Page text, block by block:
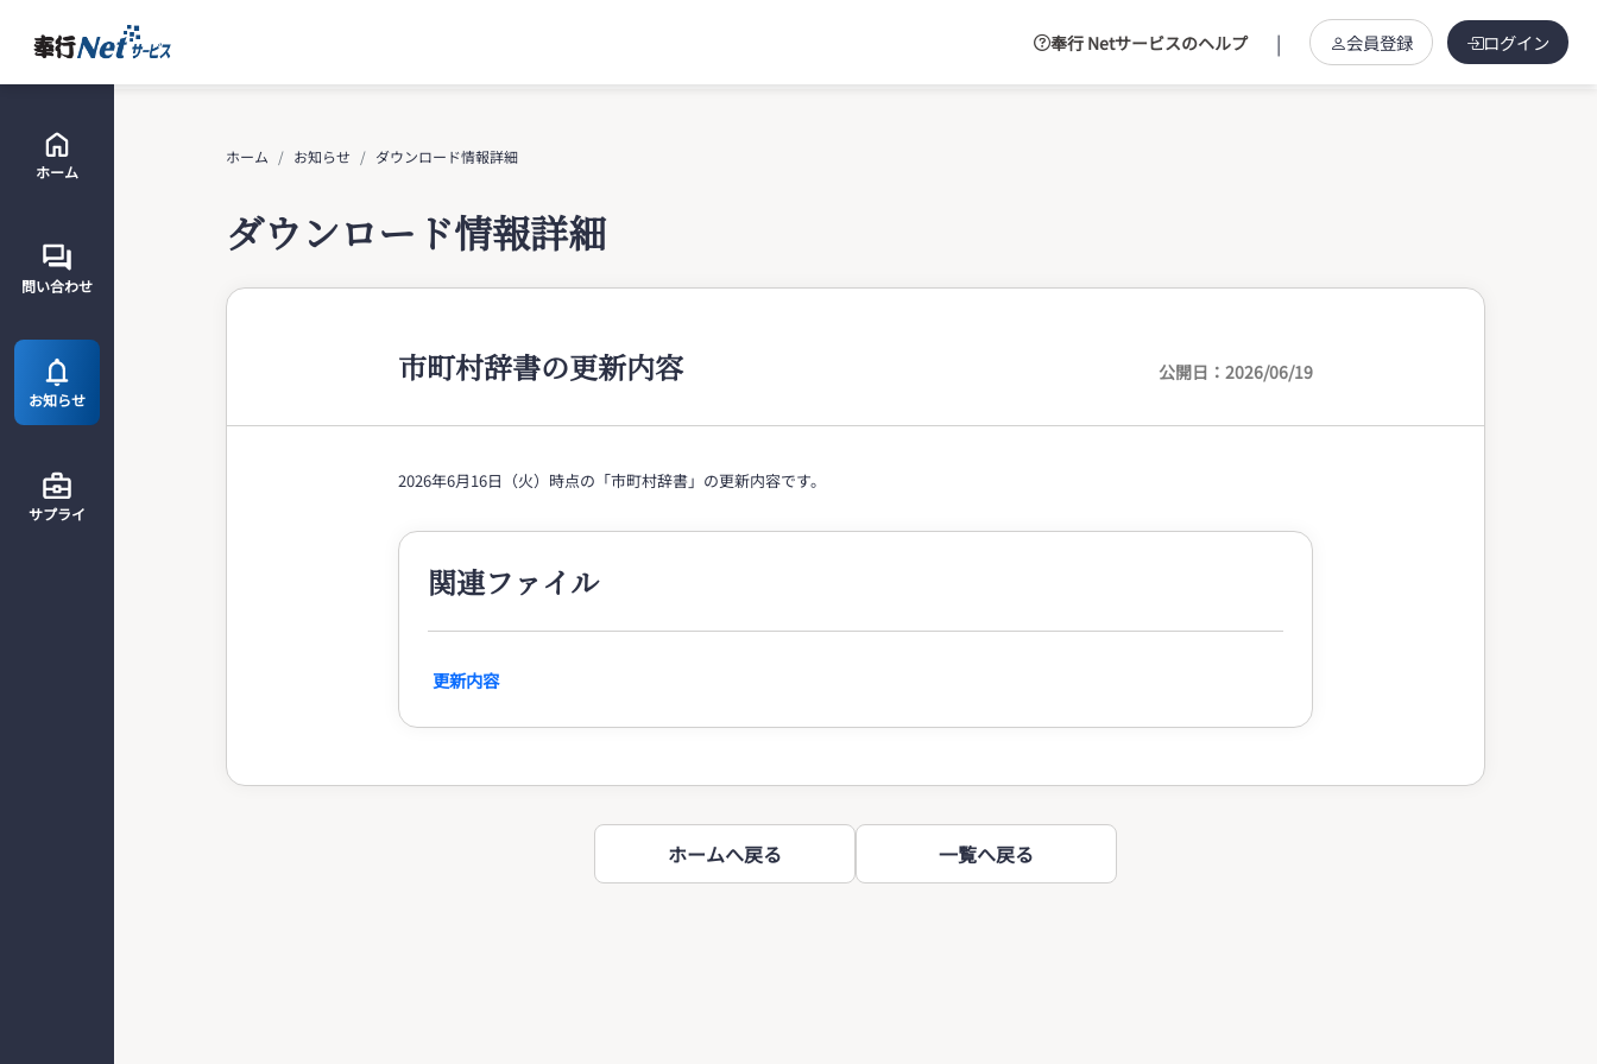
奉行 Netサービスのヘルプ | 会員登録 ログイン
ホーム
問い合わせ
お知らせ
サプライ
ホーム お知らせ ダウンロード情報詳細
ダウンロード情報詳細
市町村辞書の更新内容 公開日：2026/06/19
2026年6月16日（火）時点の「市町村辞書」の更新内容です。
関連ファイル
更新内容
ホームへ戻る 一覧へ戻る